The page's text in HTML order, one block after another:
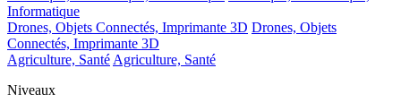
Informatique
Drones, Objets Connectés, Imprimante 3D Drones, Objets
Connectés, Imprimante 3D
Agriculture, Santé Agriculture, Santé
Niveaux